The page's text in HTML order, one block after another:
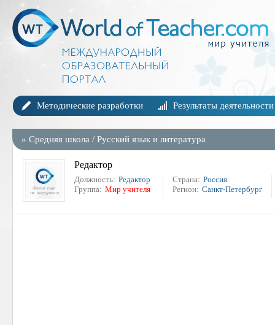
Методические разработки Результаты деятельности
» Средняя школа / Русский язык и литература
Редактор
Должность: Редактор
Группа: Мир учителя
Страна: Россия
Регион: Санкт-Петербург